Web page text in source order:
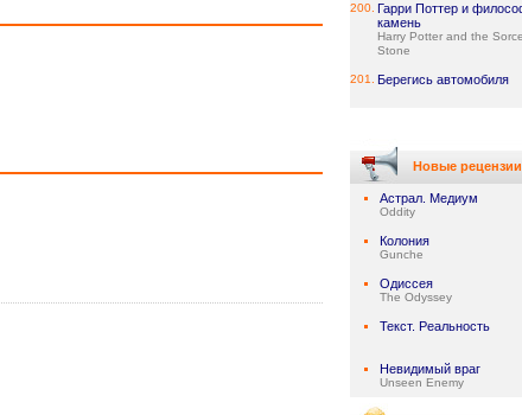
200. Гарри Поттер и
камень
Harry Potter and the
Stone
201. Берегись автомобиля
Новые рецензии
Астрал. Медиум
Oddity
Колония
Gunche
Одиссея
The Odyssey
Текст. Реальность
Невидимый враг
Unseen Enemy